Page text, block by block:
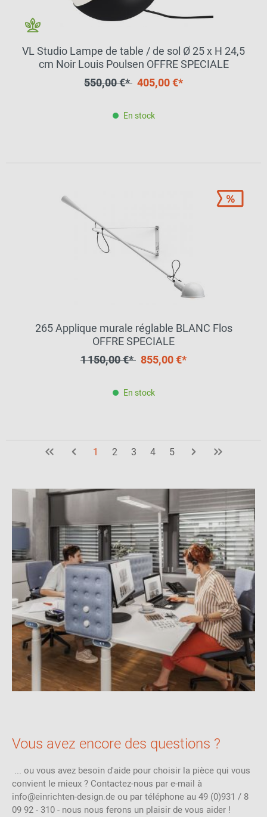
VL Studio Lampe de table / de sol Ø 25 x H 24,5
cm Noir Louis Poulsen OFFRE SPECIALE
550,00 €* 405,00 €*
En stock
265 Applique murale réglable BLANC Flos
OFFRE SPECIALE
1 150,00 €* 855,00 €*
En stock
1 2 3 4 5
Vous avez encore des questions ?
... ou vous avez besoin d'aide pour choisir la pièce qui vous
convient le mieux ? Contactez-nous par e-mail à
info@einrichten-design.de ou par téléphone au 49 (0)931 / 8
09 92 - 310 - nous nous ferons un plaisir de vous aider !